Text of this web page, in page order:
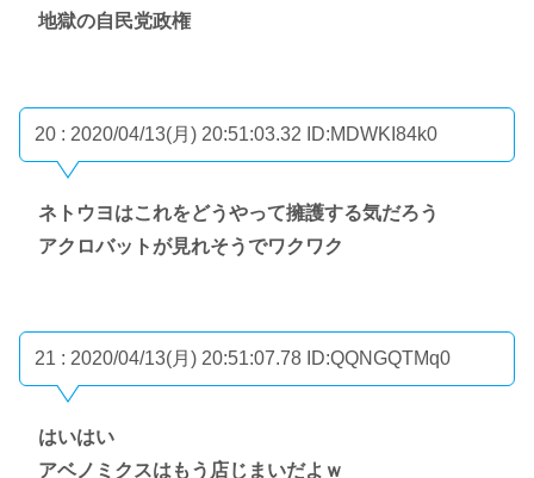
地獄の自民党政権
20 : 2020/04/13(月) 20:51:03.32 ID:MDWKI84k0
ネトウヨはこれをどうやって擁護する気だろう
アクロバットが見れそうでワクワク
21 : 2020/04/13(月) 20:51:07.78 ID:QQNGQTMq0
はいはい
アベノミクスはもう店じまいだよｗ